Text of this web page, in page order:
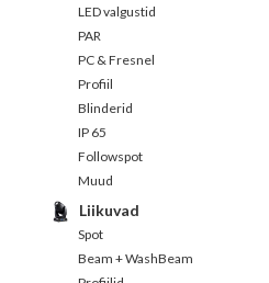
LED valgustid
PAR
PC & Fresnel
Profiil
Blinderid
IP 65
Followspot
Muud
Liikuvad
Spot
Beam + WashBeam